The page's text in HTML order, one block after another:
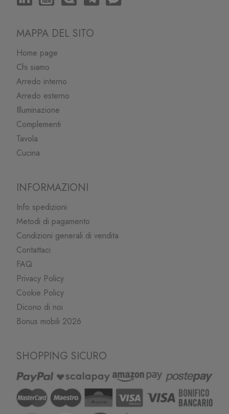
MAPPA DEL SITO
Home page
Chi siamo
Arredo interno
Arredo esterno
Illuminazione
Complementi
Tavola
Cucina
INFORMAZIONI
Info spedizioni
Metodi di pagamento
Condizioni generali di vendita
Contattaci
FAQ
Privacy Policy
Cookie Policy
Dicono di noi
Bonus mobili 2026
SHOPPING SICURO